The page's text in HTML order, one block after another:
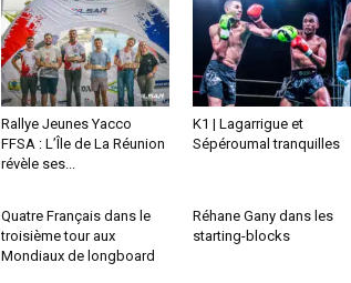
Rallye Jeunes Yacco
FFSA : L’Île de La Réunion
révèle ses...
K1 | Lagarrigue et
Sépéroumal tranquilles
Quatre Français dans le
troisième tour aux
Mondiaux de longboard
Réhane Gany dans les
starting-blocks